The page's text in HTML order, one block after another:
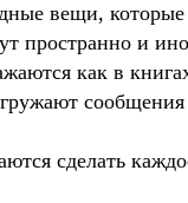
вещи,
пространно и
как в
сделать